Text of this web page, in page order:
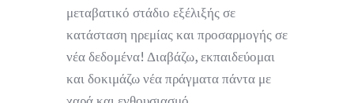
μεταβατικό στάδιο εξέλιξής σε
κατάσταση ηρεμίας και προσαρμογής σε
νέα δεδομένα! Διαβάζω, εκπαιδεύομαι
και δοκιμάζω νέα πράγματα πάντα με